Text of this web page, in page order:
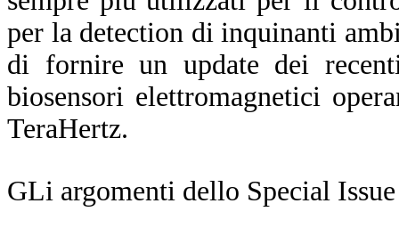
per la detection di inquinanti
di fornire un update dei
biosensori elettromagnetici
TeraHertz.
GLi argomenti dello Special